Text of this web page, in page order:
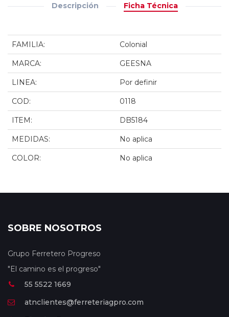
Descripción Ficha Técnica
FAMILIA: Colonial
MARCA: GEESNA
LINEA: Por definir
COD: 0118
ITEM: DB5184
MEDIDAS: No aplica
COLOR: No aplica
SOBRE NOSOTROS
Grupo Ferretero Progreso
"El camino es el progreso"
55 5522 1669
atnclientes@ferreteriagpro.com